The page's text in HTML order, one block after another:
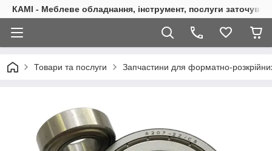
КАМІ - Меблеве обладнання, інструмент, послуги
Товари та послуги Запчастини для форматно-